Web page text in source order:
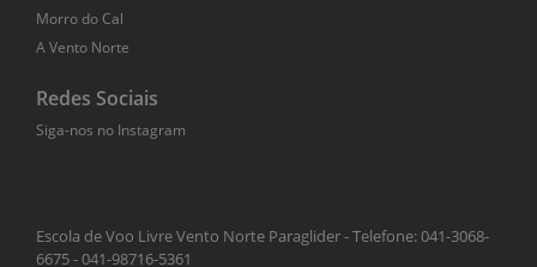
Morro do Cal
A Vento Norte
Redes Sociais
Siga-nos no Instagram
Escola de Voo Livre Vento Norte Paraglider - Telefone: 041-3068-
6675 - 041-98716-5361